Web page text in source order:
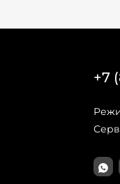
+7